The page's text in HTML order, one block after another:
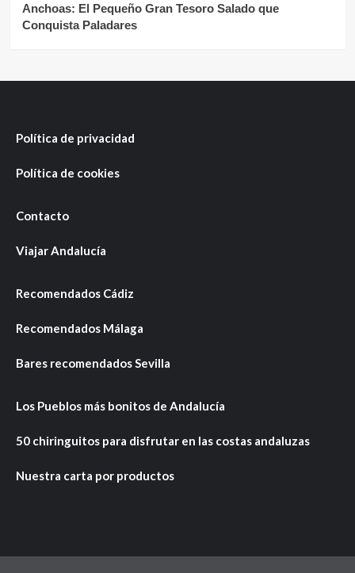
Anchoas: El Pequeño Gran Tesoro Salado que
Conquista Paladares
Política de privacidad
Política de cookies
Contacto
Viajar Andalucía
Recomendados Cádiz
Recomendados Málaga
Bares recomendados Sevilla
Los Pueblos más bonitos de Andalucía
50 chiringuitos para disfrutar en las costas andaluzas
Nuestra carta por productos